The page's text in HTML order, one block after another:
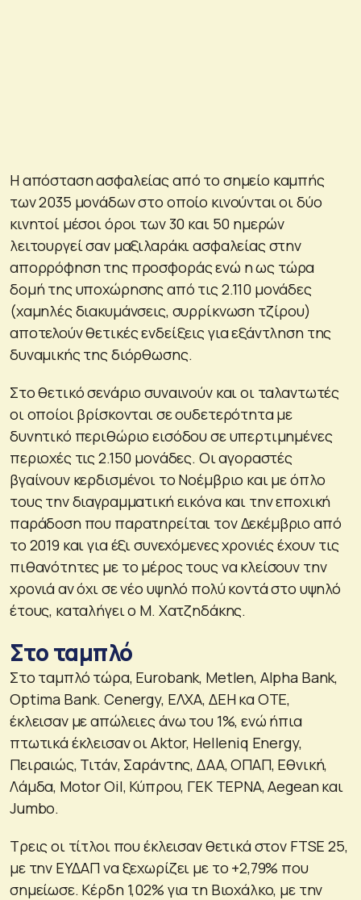
Η απόσταση ασφαλείας από το σημείο καμπής
των 2035 μονάδων στο οποίο κινούνται οι δύο
κινητοί μέσοι όροι των 30 και 50 ημερών
λειτουργεί σαν μαξιλαράκι ασφαλείας στην
απορρόφηση της προσφοράς ενώ η ως τώρα
δομή της υποχώρησης από τις 2.110 μονάδες
(χαμηλές διακυμάνσεις, συρρίκνωση τζίρου)
αποτελούν θετικές ενδείξεις για εξάντληση της
δυναμικής της διόρθωσης.
Στο θετικό σενάριο συναινούν και οι ταλαντωτές
οι οποίοι βρίσκονται σε ουδετερότητα με
δυνητικό περιθώριο εισόδου σε υπερτιμημένες
περιοχές τις 2.150 μονάδες. Οι αγοραστές
βγαίνουν κερδισμένοι το Νοέμβριο και με όπλο
τους την διαγραμματική εικόνα και την εποχική
παράδοση που παρατηρείται τον Δεκέμβριο από
το 2019 και για έξι συνεχόμενες χρονιές έχουν τις
πιθανότητες με το μέρος τους να κλείσουν την
χρονιά αν όχι σε νέο υψηλό πολύ κοντά στο υψηλό
έτους, καταλήγει ο Μ. Χατζηδάκης.
Στο ταμπλό
Στο ταμπλό τώρα, Eurobank, Metlen, Alpha Bank,
Optima Bank. Cenergy, ΕΛΧΑ, ΔΕΗ κα ΟΤΕ,
έκλεισαν με απώλειες άνω του 1%, ενώ ήπια
πτωτικά έκλεισαν οι Aktor, Helleniq Energy,
Πειραιώς, Τιτάν, Σαράντης, ΔΑΑ, ΟΠΑΠ, Εθνική,
Λάμδα, Motor Oil, Κύπρου, ΓΕΚ ΤΕΡΝΑ, Aegean και
Jumbo.
Τρεις οι τίτλοι που έκλεισαν θετικά στον FTSE 25,
με την ΕΥΔΑΠ να ξεχωρίζει με το +2,79% που
σημείωσε. Κέρδη 1,02% για τη Βιοχάλκο, με την